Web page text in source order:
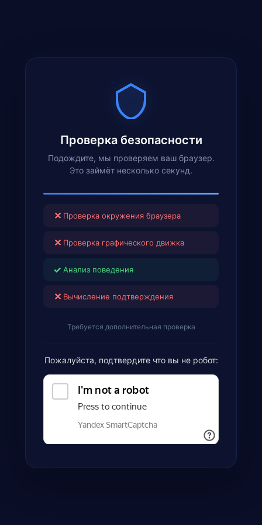
Проверка безопасности
Подождите, мы проверяем ваш браузер.
Это займёт несколько секунд.
✕ Проверка окружения браузера
✕ Проверка графического движка
✓ Анализ поведения
✕ Вычисление подтверждения
Требуется дополнительная проверка
Пожалуйста, подтвердите что вы не робот: